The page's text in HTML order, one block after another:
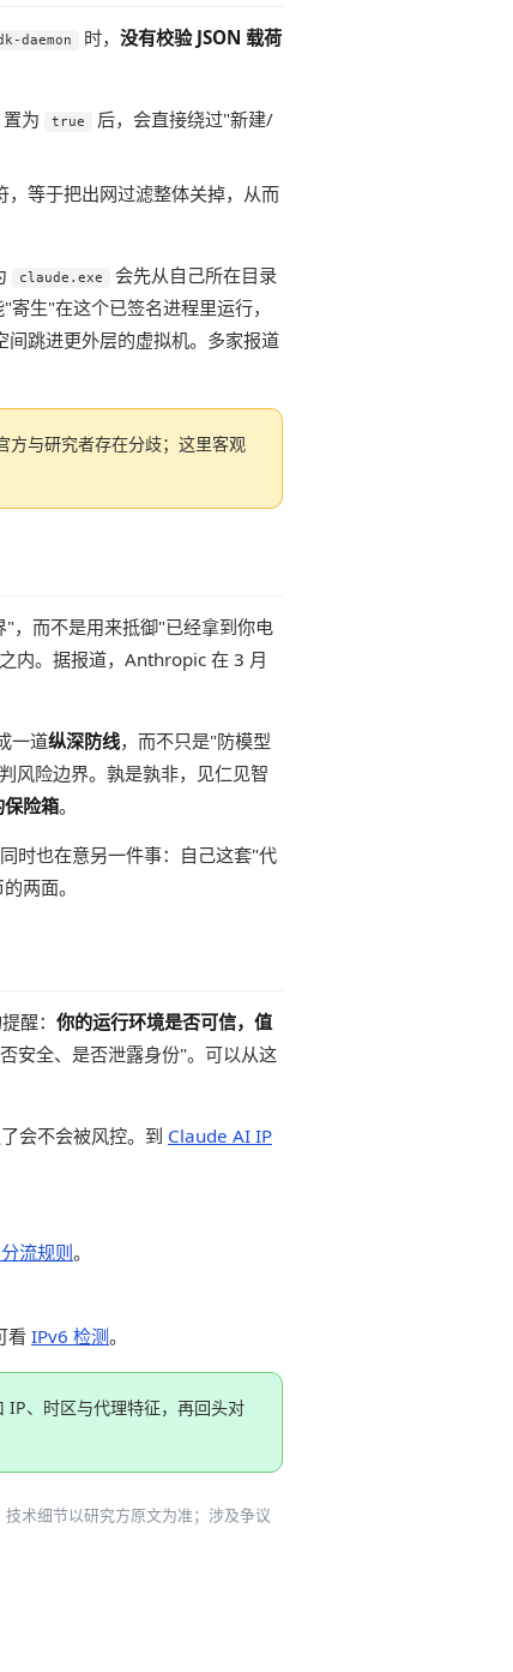
daemon 时， 没有校验 JSON 载荷
置为 true
后，会直接绕过"新建/
等于把出网过滤整体关掉，从而
claude.exe
会先从自己所在目录
生"在这个已签名进程里运行，
跳进更外层的虚拟机。多家报道
方与研究者存在分歧；这里客观
而不是用来抵御"已经拿到你电
内。据报道，Anthropic 在 3 月
一道纵深防线，而不只是"防模型
风险边界。孰是孰非，见仁见智
险箱。
时也在意另一件事：自己这套"代
两面。
醒： 你的运行环境是否可信，值
安全、是否泄露身份"。可以从这
会不会被风控。到 Claude AI IP
流规则。
看 IPv6 检测。
IP、时区与代理特征，再回头对
术细节以研究方原文为准；涉及争议